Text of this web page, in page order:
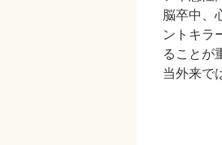
脳卒中、
ントキラ
ることが
当外来で